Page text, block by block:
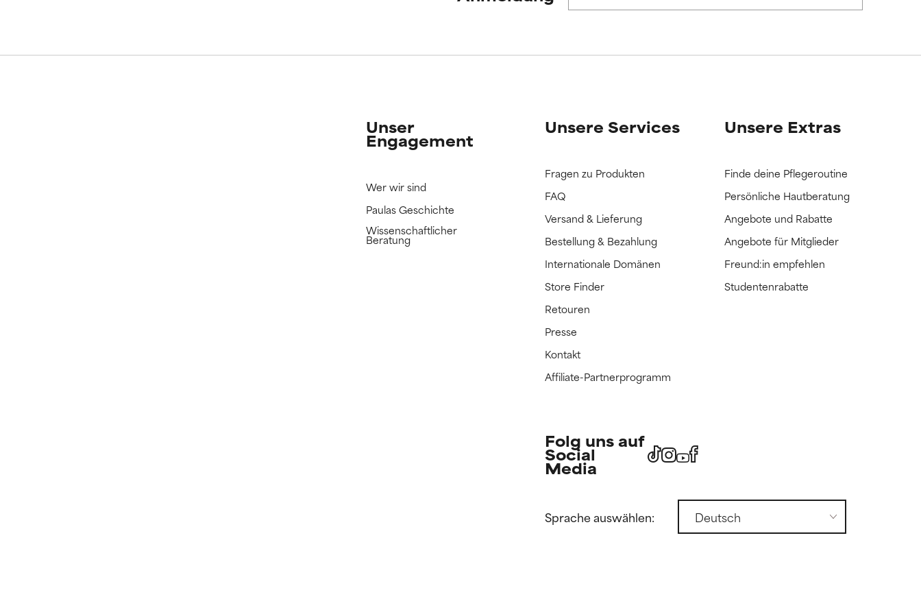
Forschungsergebnisse zu prüfen.
Forschungsergebnisse zu prüfen.
Unser
Engagement
Wer wir sind
Paulas Geschichte
Wissenschaftlicher
Beratung
Unsere Services
Fragen zu Produkten
FAQ
Versand & Lieferung
Bestellung & Bezahlung
Internationale Domänen
Store Finder
Retouren
Presse
Kontakt
Affiliate-Partnerprogramm
Unsere Extras
Finde deine Pflegeroutine
Persönliche Hautberatung
Angebote und Rabatte
Angebote für Mitglieder
Freund:in empfehlen
Studentenrabatte
Folg uns auf
Social
Media
Sprache auswählen: